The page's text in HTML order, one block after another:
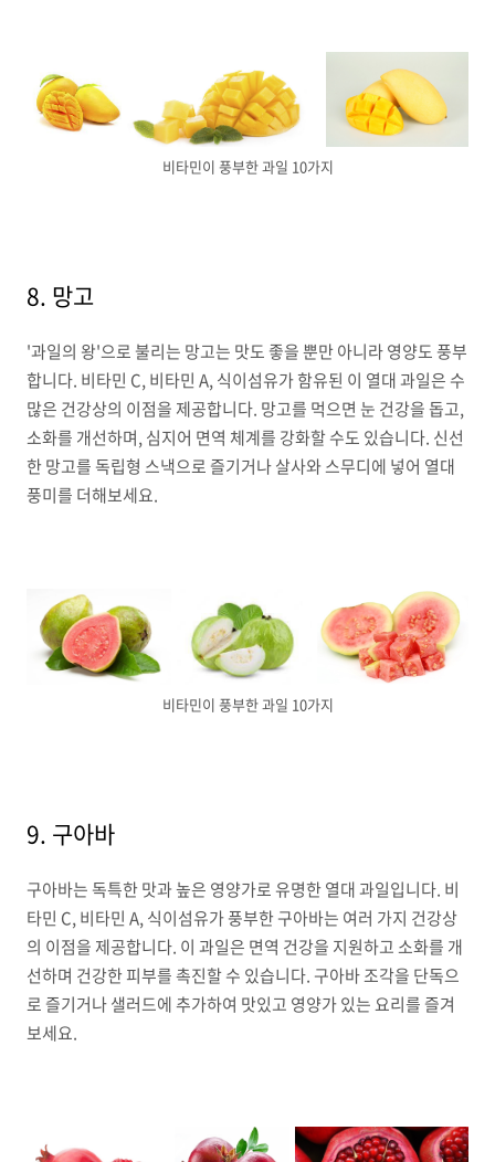
비타민이 풍부한 과일 10가지
8. 망고
'과일의 왕'으로 불리는 망고는 맛도 좋을 뿐만 아니라 영양도 풍부
합니다. 비타민 C, 비타민 A, 식이섬유가 함유된 이 열대 과일은 수
많은 건강상의 이점을 제공합니다. 망고를 먹으면 눈 건강을 돕고,
소화를 개선하며, 심지어 면역 체계를 강화할 수도 있습니다. 신선
한 망고를 독립형 스낵으로 즐기거나 살사와 스무디에 넣어 열대
풍미를 더해보세요.
비타민이 풍부한 과일 10가지
9. 구아바
구아바는 독특한 맛과 높은 영양가로 유명한 열대 과일입니다. 비
타민 C, 비타민 A, 식이섬유가 풍부한 구아바는 여러 가지 건강상
의 이점을 제공합니다. 이 과일은 면역 건강을 지원하고 소화를 개
선하며 건강한 피부를 촉진할 수 있습니다. 구아바 조각을 단독으
로 즐기거나 샐러드에 추가하여 맛있고 영양가 있는 요리를 즐겨
보세요.